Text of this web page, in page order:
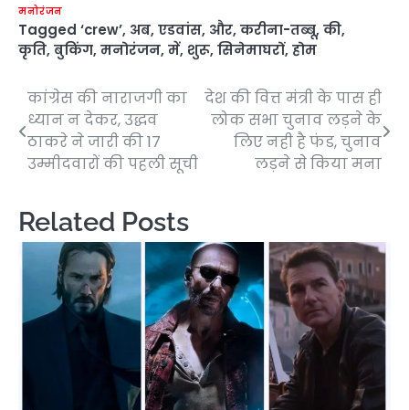
मनोरंजन
Tagged ‘crew’, अब, एडवांस, और, करीना-तब्बू, की,
कृति, बुकिंग, मनोरंजन, में, शुरू, सिनेमाघरों, होम
Post
navigation
कांग्रेस की नाराजगी का
ध्यान न देकर, उद्धव
ठाकरे ने जारी की 17
उम्मीदवारों की पहली सूची
देश की वित्त मंत्री के पास ही
लोक सभा चुनाव लड़ने के
लिए नही है फंड, चुनाव
लड़ने से किया मना
Related Posts